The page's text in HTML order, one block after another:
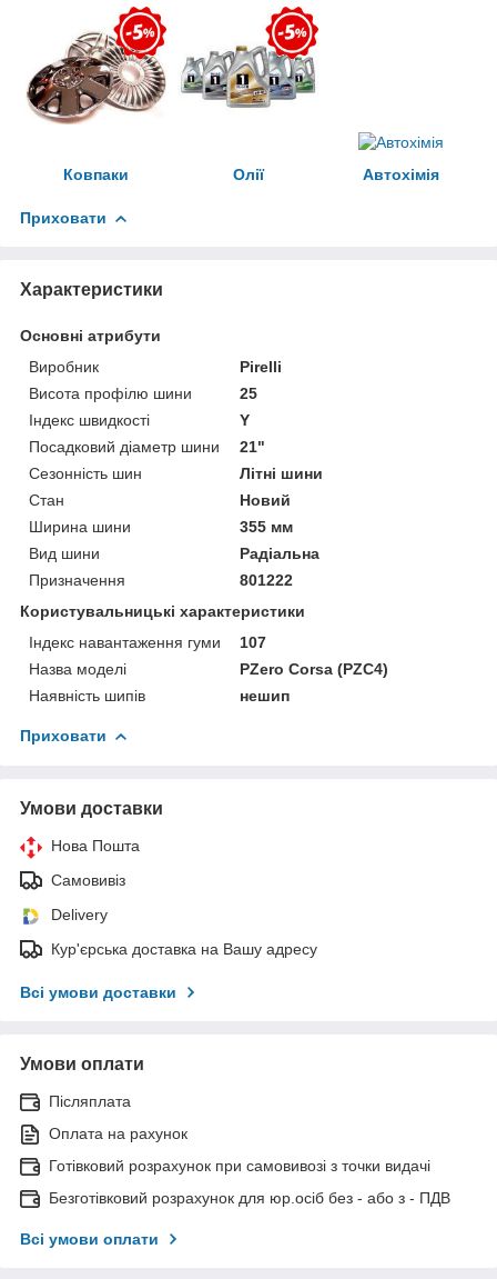
Ковпаки Олії Автохімія
Приховати
Характеристики
Основні атрибути
Виробник
Pirelli
Висота профілю шини
25
Індекс швидкості
Y
Посадковий діаметр шини
21"
Сезонність шин
Літні шини
Стан
Новий
Ширина шини
355 мм
Вид шини
Радіальна
Призначення
801222
Користувальницькі характеристики
Індекс навантаження гуми
107
Назва моделі
PZero Corsa (PZC4)
Наявність шипів
нешип
Приховати
Умови доставки
Нова Пошта
Самовивіз
Delivery
Кур'єрська доставка на Вашу адресу
Всі умови доставки
Умови оплати
Післяплата
Оплата на рахунок
Готівковий розрахунок при самовивозі з точки видачі
Безготівковий розрахунок для юр.осіб без - або з - ПДВ
Всі умови оплати